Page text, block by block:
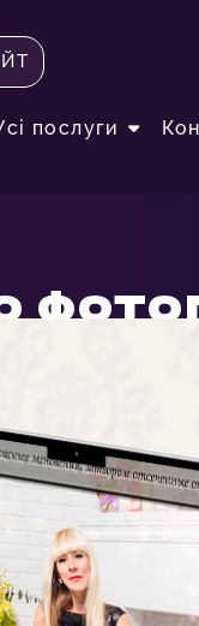
послуги